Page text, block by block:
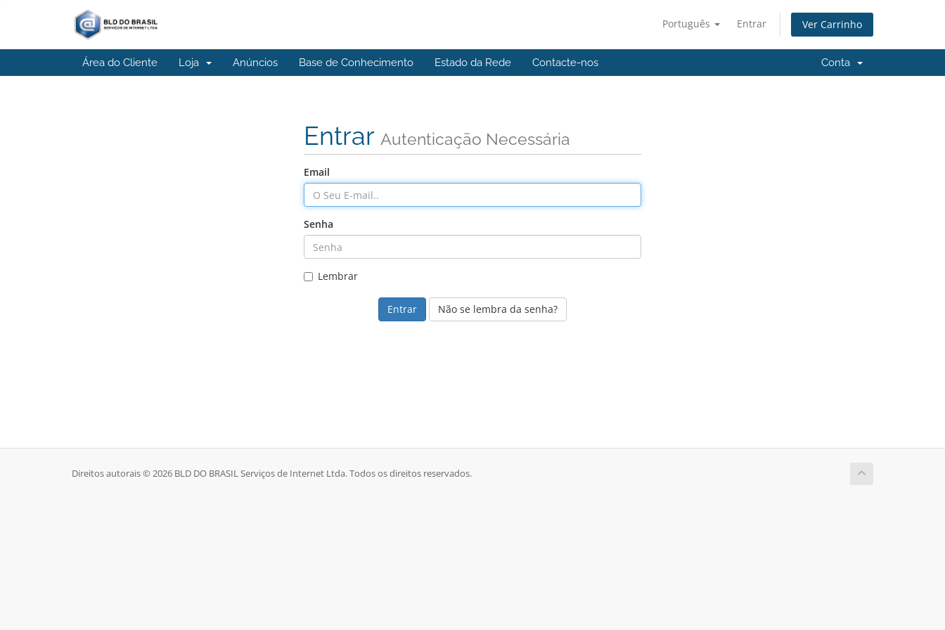
Português Entrar Ver Carrinho
Área do Cliente Loja Anúncios Base de Conhecimento Estado da Rede Contacte-nos Conta
Entrar Autenticação Necessária
Email
Senha
Lembrar
Não se lembra da senha?
Direitos autorais © 2026 BLD DO BRASIL Serviços de Internet Ltda. Todos os direitos reservados.